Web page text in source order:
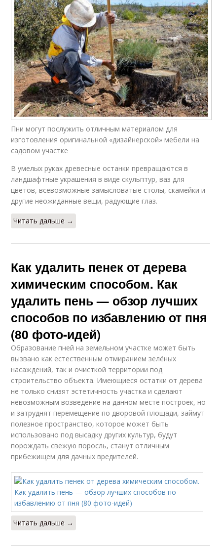
Пни могут послужить отличным материалом для
изготовления оригинальной «дизайнерской» мебели на
садовом участке
В умелых руках древесные останки превращаются в
ландшафтные украшения в виде скульптур, ваз для
цветов, всевозможные замысловатые столы, скамейки и
другие неожиданные вещи, радующие глаз.
Читать дальше →
Как удалить пенек от дерева
химическим способом. Как
удалить пень — обзор лучших
способов по избавлению от пня
(80 фото-идей)
Образование пней на земельном участке может быть
вызвано как естественным отмиранием зелёных
насаждений, так и очисткой территории под
строительство объекта. Имеющиеся остатки от дерева
не только снизят эстетичность участка и сделают
невозможным возведение на данном месте построек, но
и затруднят перемещение по дворовой площади, займут
полезное пространство, которое может быть
использовано под высадку других культур, будут
порождать свежую поросль, станут отличным
прибежищем для дачных вредителей.
Читать дальше →